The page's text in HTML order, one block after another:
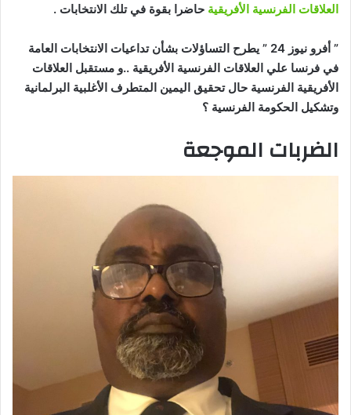
العلاقات الفرنسية الأفريقية حاضرا بقوة في تلك الانتخابات .
” أفرو نيوز 24 ” يطرح التساؤلات بشأن تداعيات الانتخابات العامة
في فرنسا علي العلاقات الفرنسية الأفريقية ..و مستقبل العلاقات
الأفريقية الفرنسية حال تحقيق اليمين المتطرف الأغلبية البرلمانية
وتشكيل الحكومة الفرنسية ؟
الضربات الموجعة